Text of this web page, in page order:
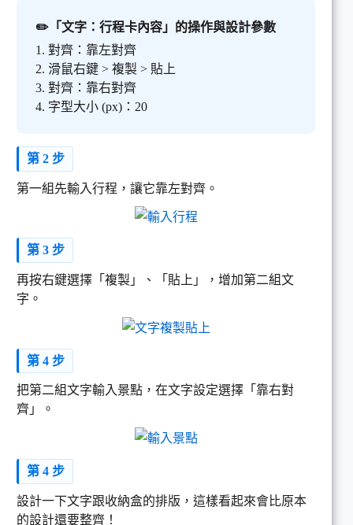
✏️「文字：行程卡內容」的操作與設計參數
1. 對齊：靠左對齊
2. 滑鼠右鍵 > 複製 > 貼上
3. 對齊：靠右對齊
4. 字型大小 (px)：20
第 2 步
第一組先輸入行程，讓它靠左對齊。
第 3 步
再按右鍵選擇「複製」、「貼上」，增加第二組文
字。
第 4 步
把第二組文字輸入景點，在文字設定選擇「靠右對
齊」。
第 4 步
設計一下文字跟收納盒的排版，這樣看起來會比原本
的設計還要整齊！